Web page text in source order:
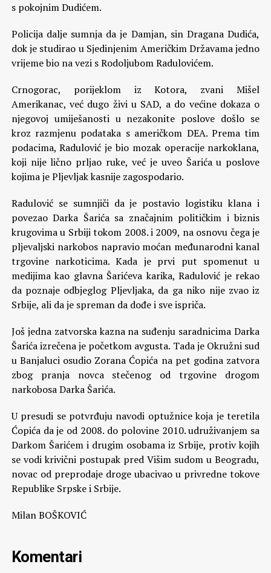
s pokojnim Dudićem.
Policija dalje sumnja da je Damjan, sin Dragana Dudića,
dok je studirao u Sjedinjenim Američkim Državama jedno
vrijeme bio na vezi s Rodoljubom Radulovićem.
Crnogorac, porijeklom iz Kotora, zvani Mišel
Amerikanac, već dugo živi u SAD, a do većine dokaza o
njegovoj umiješanosti u nezakonite poslove došlo se
kroz razmjenu podataka s američkom DEA. Prema tim
podacima, Radulović je bio mozak operacije narkoklana,
koji nije lično prljao ruke, već je uveo Šarića u poslove
kojima je Pljevljak kasnije zagospodario.
Radulović se sumnjiči da je postavio logistiku klana i
povezao Darka Šarića sa značajnim političkim i biznis
krugovima u Srbiji tokom 2008. i 2009, na osnovu čega je
pljevaljski narkobos napravio moćan međunarodni kanal
trgovine narkoticima. Kada je prvi put spomenut u
medijima kao glavna Šarićeva karika, Radulović je rekao
da poznaje odbjeglog Pljevljaka, da ga niko nije zvao iz
Srbije, ali da je spreman da dođe i sve ispriča.
Još jedna zatvorska kazna na suđenju saradnicima Darka
Šarića izrečena je početkom avgusta. Tada je Okružni sud
u Banjaluci osudio Zorana Ćopića na pet godina zatvora
zbog pranja novca stečenog od trgovine drogom
narkobosa Darka Šarića.
U presudi se potvrđuju navodi optužnice koja je teretila
Ćopića da je od 2008. do polovine 2010. udruživanjem sa
Darkom Šarićem i drugim osobama iz Srbije, protiv kojih
se vodi krivični postupak pred Višim sudom u Beogradu,
novac od preprodaje droge ubacivao u privredne tokove
Republike Srpske i Srbije.
Milan BOŠKOVIĆ
Komentari